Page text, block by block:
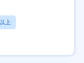
上